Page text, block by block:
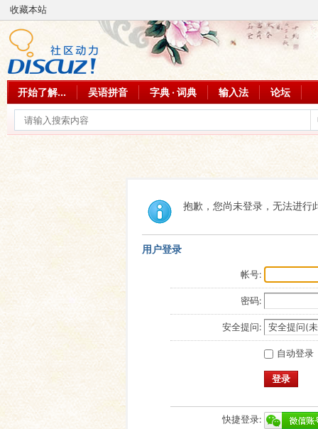
收藏本站
开始了解... 吴语拼音 字典 · 词典 输入法 论坛
抱歉，您尚未登录，无法进行
用户登录
帐号:
密码:
安全提问:
自动登录
登录
快捷登录: